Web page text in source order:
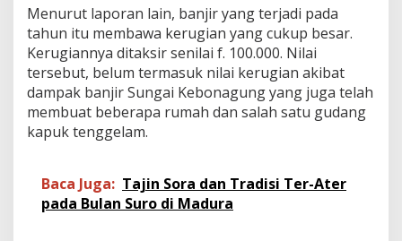
Menurut laporan lain, banjir yang terjadi pada
tahun itu membawa kerugian yang cukup besar.
Kerugiannya ditaksir senilai f. 100.000. Nilai
tersebut, belum termasuk nilai kerugian akibat
dampak banjir Sungai Kebonagung yang juga telah
membuat beberapa rumah dan salah satu gudang
kapuk tenggelam.
Baca Juga: Tajin Sora dan Tradisi Ter-Ater
pada Bulan Suro di Madura